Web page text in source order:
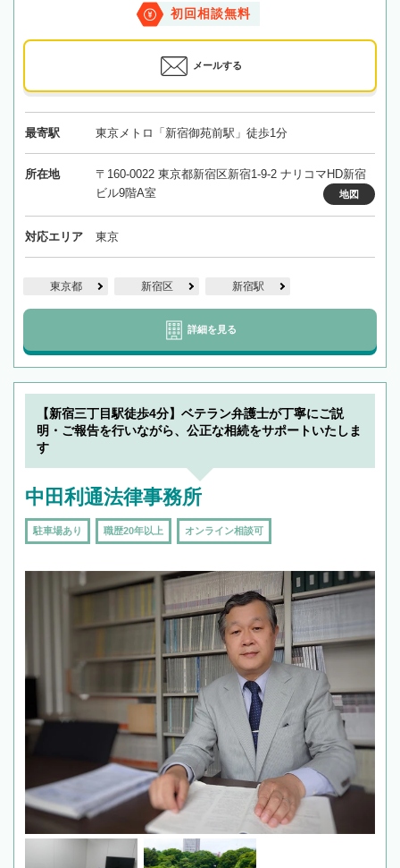
初回相談無料
メールする
最寄駅 東京メトロ「新宿御苑前駅」徒歩1分
所在地
〒160-0022 東京都新宿区新宿1-9-2 ナリコマHD新宿
ビル9階A室
地図
対応エリア 東京
東京都 新宿区 新宿駅
詳細を見る
【新宿三丁目駅徒歩4分】ベテラン弁護士が丁寧にご説
明・ご報告を行いながら、公正な相続をサポートいたしま
す
中田利通法律事務所
駐車場あり 職歴20年以上 オンライン相談可